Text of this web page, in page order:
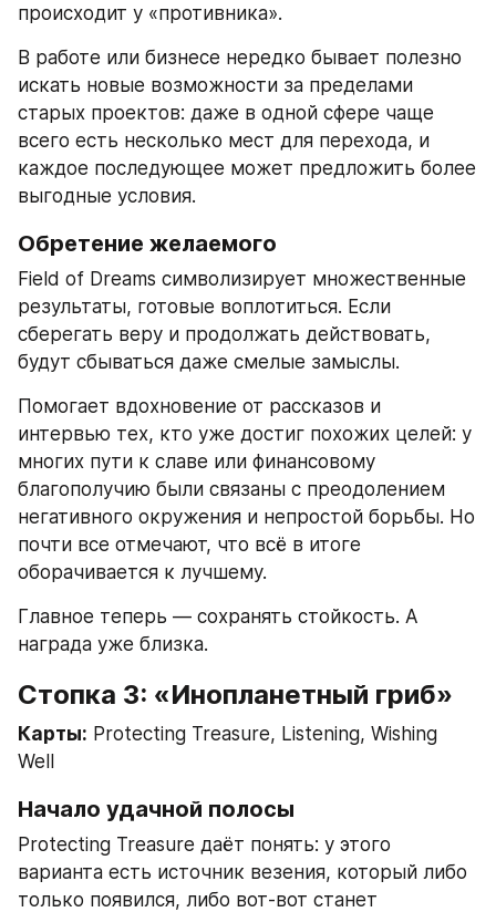
происходит у «противника».
В работе или бизнесе нередко бывает полезно
искать новые возможности за пределами
старых проектов: даже в одной сфере чаще
всего есть несколько мест для перехода, и
каждое последующее может предложить более
выгодные условия.
Обретение желаемого
Field of Dreams символизирует множественные
результаты, готовые воплотиться. Если
сберегать веру и продолжать действовать,
будут сбываться даже смелые замыслы.
Помогает вдохновение от рассказов и
интервью тех, кто уже достиг похожих целей: у
многих пути к славе или финансовому
благополучию были связаны с преодолением
негативного окружения и непростой борьбы. Но
почти все отмечают, что всё в итоге
оборачивается к лучшему.
Главное теперь — сохранять стойкость. А
награда уже близка.
Стопка 3: «Инопланетный гриб»
Карты: Protecting Treasure, Listening, Wishing
Well
Начало удачной полосы
Protecting Treasure даёт понять: у этого
варианта есть источник везения, который либо
только появился, либо вот-вот станет